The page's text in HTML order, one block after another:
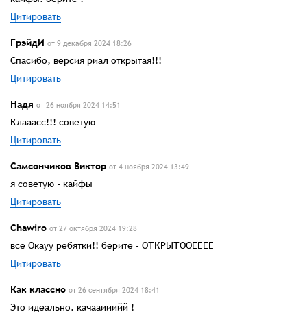
Цитировать
ГрэйдИ от 9 декабря 2024 18:26
Спасибо, версия риал открытая!!!
Цитировать
Надя от 26 ноября 2024 14:51
Клааасс!!! советую
Цитировать
Самсончиков Виктор от 4 ноября 2024 13:49
я советую - кайфы
Цитировать
Chawiro от 27 октября 2024 19:28
все Окауу ребятки!! берите - ОТКРЫТООЕЕЕЕ
Цитировать
Как классно от 26 сентября 2024 18:41
Это идеально. качааииийй !